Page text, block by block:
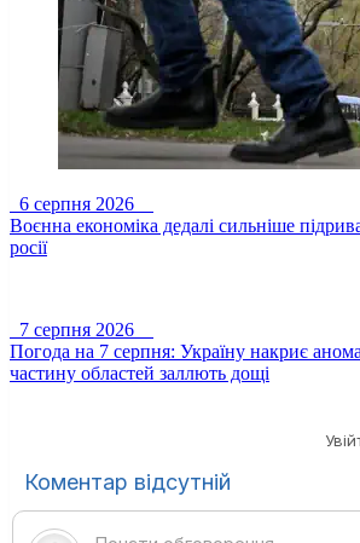
6 серпня 2026
Воєнна економіка дедалі сильніше
росії
7 серпня 2026
Погода на 7 серпня: Україну накриє
частину областей заллють дощі